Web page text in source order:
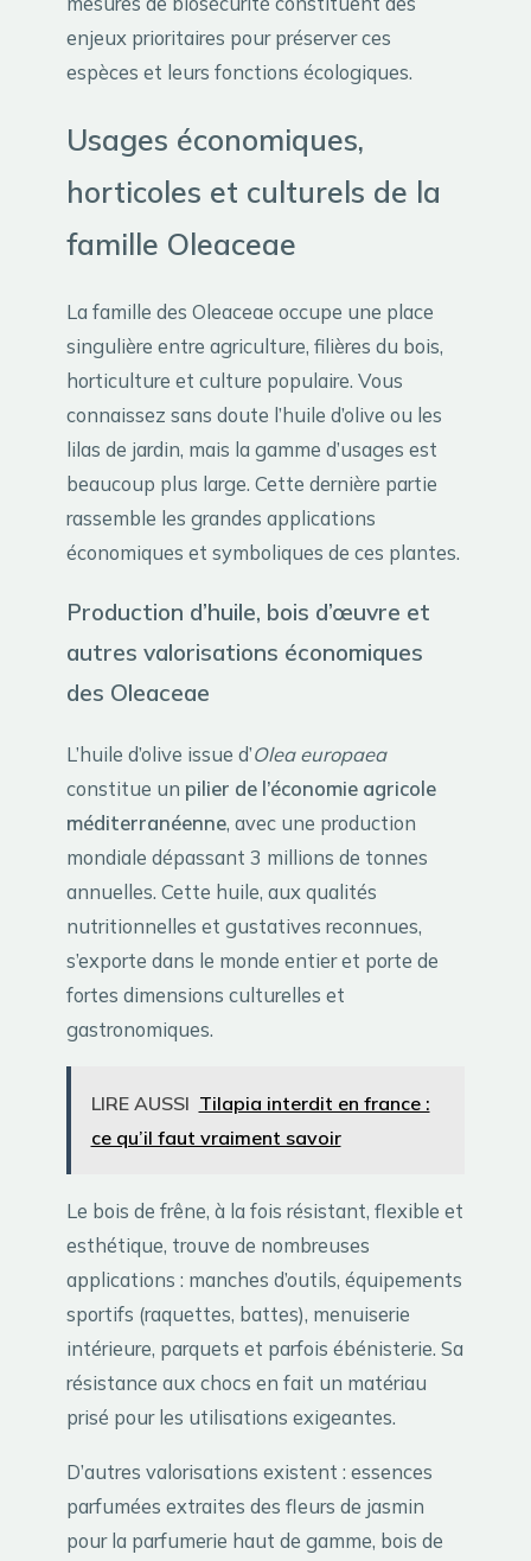
enjeux prioritaires pour préserver ces
espèces et leurs fonctions écologiques.
Usages économiques,
horticoles et culturels de la
famille Oleaceae
La famille des Oleaceae occupe une place
singulière entre agriculture, filières du bois,
horticulture et culture populaire. Vous
connaissez sans doute l’huile d’olive ou les
lilas de jardin, mais la gamme d’usages est
beaucoup plus large. Cette dernière partie
rassemble les grandes applications
économiques et symboliques de ces plantes.
Production d’huile, bois d’œuvre et
autres valorisations économiques
des Oleaceae
L’huile d’olive issue d’Olea europaea
constitue un pilier de l’économie agricole
méditerranéenne, avec une production
mondiale dépassant 3 millions de tonnes
annuelles. Cette huile, aux qualités
nutritionnelles et gustatives reconnues,
s’exporte dans le monde entier et porte de
fortes dimensions culturelles et
gastronomiques.
LIRE AUSSI Tilapia interdit en france :
ce qu’il faut vraiment savoir
Le bois de frêne, à la fois résistant, flexible et
esthétique, trouve de nombreuses
applications : manches d’outils, équipements
sportifs (raquettes, battes), menuiserie
intérieure, parquets et parfois ébénisterie. Sa
résistance aux chocs en fait un matériau
prisé pour les utilisations exigeantes.
D’autres valorisations existent : essences
parfumées extraites des fleurs de jasmin
pour la parfumerie haut de gamme, bois de